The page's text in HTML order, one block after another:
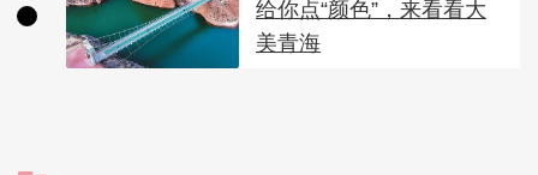
给你点“颜色”，来看看大
美青海